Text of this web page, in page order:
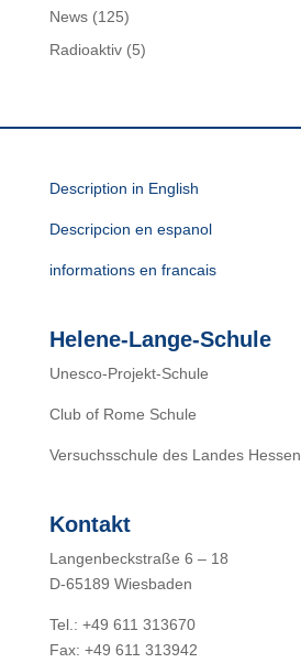
News(125)
Radioaktiv(5)
Description in English
Descripcion en espanol
informations en francais
Helene-Lange-Schule
Unesco-Projekt-Schule
Club of Rome Schule
Versuchsschule des Landes Hessen
Kontakt
Langenbeckstraße 6 – 18
D-65189 Wiesbaden
Tel.: +49 611 313670
Fax: +49 611 313942